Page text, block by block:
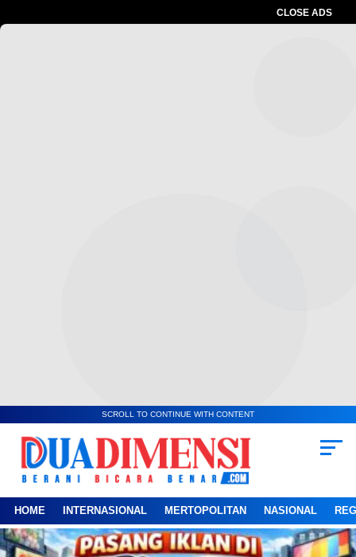
CLOSE ADS
SCROLL TO CONTINUE WITH CONTENT
HOME INTERNASIONAL MERTOPOLITAN NASIONAL